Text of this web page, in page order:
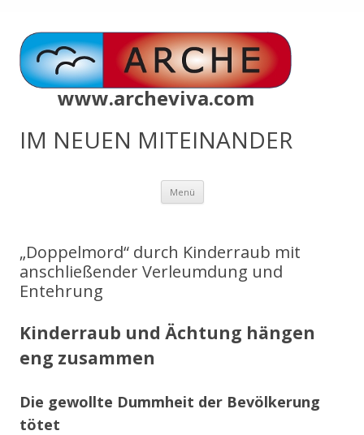
www.archeviva.com
IM NEUEN MITEINANDER
Menü Zum
springen
„Doppelmord“ durch Kinderraub mit
anschließender Verleumdung und
Entehrung
Kinderraub und Ächtung hängen
eng zusammen
Die gewollte Dummheit der Bevölkerung
tötet